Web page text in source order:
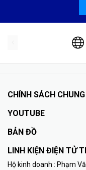
CHÍNH SÁCH CHUNG
YOUTUBE
BẢN ĐỒ
LINH KIỆN ĐIỆN TỬ
Hộ kinh doanh : Phạm